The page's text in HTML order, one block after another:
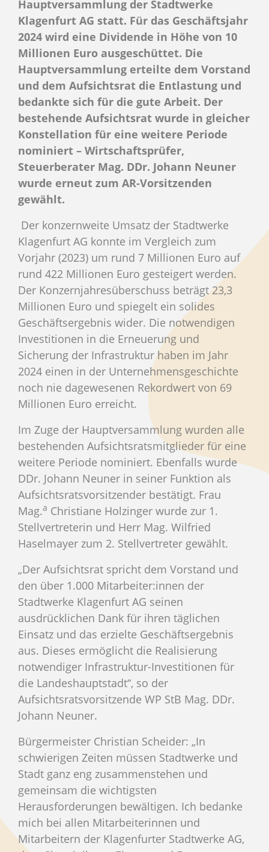
Hauptversammlung der Stadtwerke
Klagenfurt AG statt. Für das Geschäftsjahr
2024 wird eine Dividende in Höhe von 10
Millionen Euro ausgeschüttet. Die
Hauptversammlung erteilte dem Vorstand
und dem Aufsichtsrat die Entlastung und
bedankte sich für die gute Arbeit. Der
bestehende Aufsichtsrat wurde in gleicher
Konstellation für eine weitere Periode
nominiert – Wirtschaftsprüfer,
Steuerberater Mag. DDr. Johann Neuner
wurde erneut zum AR-Vorsitzenden
gewählt.
Der konzernweite Umsatz der Stadtwerke
Klagenfurt AG konnte im Vergleich zum
Vorjahr (2023) um rund 7 Millionen Euro auf
rund 422 Millionen Euro gesteigert werden.
Der Konzernjahresüberschuss beträgt 23,3
Millionen Euro und spiegelt ein solides
Geschäftsergebnis wider. Die notwendigen
Investitionen in die Erneuerung und
Sicherung der Infrastruktur haben im Jahr
2024 einen in der Unternehmensgeschichte
noch nie dagewesenen Rekordwert von 69
Millionen Euro erreicht.
Im Zuge der Hauptversammlung wurden alle
bestehenden Aufsichtsratsmitglieder für eine
weitere Periode nominiert. Ebenfalls wurde
DDr. Johann Neuner in seiner Funktion als
Aufsichtsratsvorsitzender bestätigt. Frau
Mag.a Christiane Holzinger wurde zur 1.
Stellvertreterin und Herr Mag. Wilfried
Haselmayer zum 2. Stellvertreter gewählt.
„Der Aufsichtsrat spricht dem Vorstand und
den über 1.000 Mitarbeiter:innen der
Stadtwerke Klagenfurt AG seinen
ausdrücklichen Dank für ihren täglichen
Einsatz und das erzielte Geschäftsergebnis
aus. Dieses ermöglicht die Realisierung
notwendiger Infrastruktur-Investitionen für
die Landeshauptstadt“, so der
Aufsichtsratsvorsitzende WP StB Mag. DDr.
Johann Neuner.
Bürgermeister Christian Scheider: „In
schwierigen Zeiten müssen Stadtwerke und
Stadt ganz eng zusammenstehen und
gemeinsam die wichtigsten
Herausforderungen bewältigen. Ich bedanke
mich bei allen Mitarbeiterinnen und
Mitarbeitern der Klagenfurter Stadtwerke AG,